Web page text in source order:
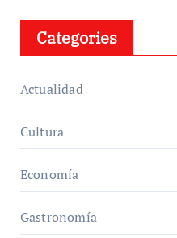
Categories
Actualidad
Cultura
Economía
Gastronomía